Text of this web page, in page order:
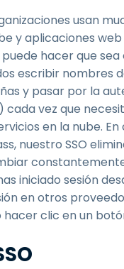
usan
y aplicaciones
hacer que
escribir nombres
y pasar por la
vez que
en la nube.
nuestro SSO
iniciado sesión
en otros
hacer clic en un